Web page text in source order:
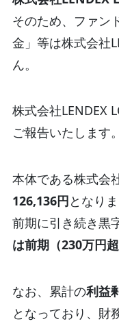
そのため、ファン
金」等は株式会社
ん。
株式会社LENDEX
ご報告いたします。
本体である株式会
126,136円となりま
前期に引き続き黒
は前期（230万円
なお、累計の利益
となっており、財